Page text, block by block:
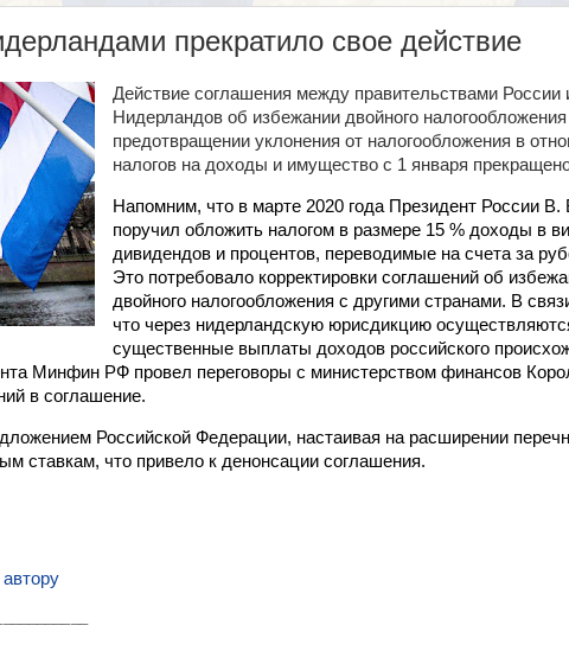
прекратило свое действие
Действие соглашения между правительствами России
Нидерландов об избежании двойного
предотвращении уклонения от налогообложения в
налогов на доходы и имущество с 1 января
Напомним, что в марте 2020 года Президент России В.
поручил обложить налогом в размере 15 % доходы в
дивидендов и процентов, переводимые на счета за
Это потребовало корректировки соглашений об
двойного налогообложения с другими странами. В
что через нидерландскую юрисдикцию
существенные выплаты доходов российского
Минфин РФ провел переговоры с министерством финансов
в соглашение.
Российской Федерации, настаивая на расширении
ставкам, что привело к денонсации соглашения.